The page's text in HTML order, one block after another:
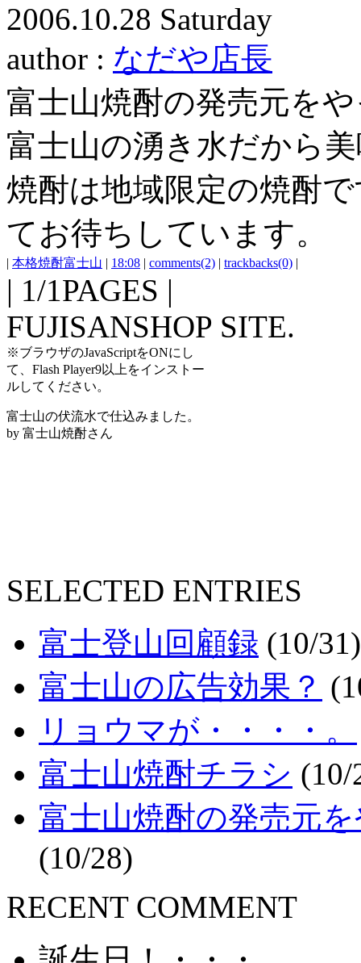
2006.10.28 Saturday
author : なだや店長
富士山焼酎の発売元を
富士山の湧き水だから
焼酎は地域限定の焼酎
てお待ちしています。
| 本格焼酎富士山 | 18:08 | comments(2) | trackbacks(0) |
| 1/1PAGES |
FUJISANSHOP SITE.
※ブラウザのJavaScriptをONにし
て、Flash Player9以上をインストー
ルしてください。
富士山の伏流水で仕込みました。
by 富士山焼酎さん
SELECTED ENTRIES
富士登山回顧録 (10/31)
富士山の広告効果？
リョウマが・・・・。
富士山焼酎チラシ (10/
富士山焼酎の発売元
(10/28)
RECENT COMMENT